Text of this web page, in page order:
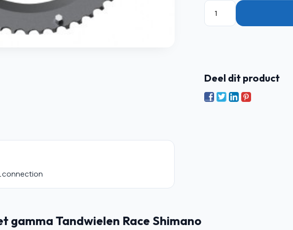
connection
Deel dit product
gamma Tandwielen Race Shimano